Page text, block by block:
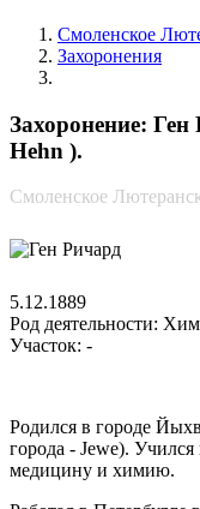
Смоленское
Захоронения
Захоронение:
Hehn ).
Смоленское
5.12.1889
Род деятельности:
Участок: -
Родился в городе
города - Jewe).
медицину и химию.